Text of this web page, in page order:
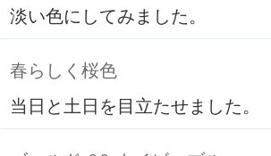
淡い色にしてみました。
春らしく桜色
当日と土日を目立たせました。